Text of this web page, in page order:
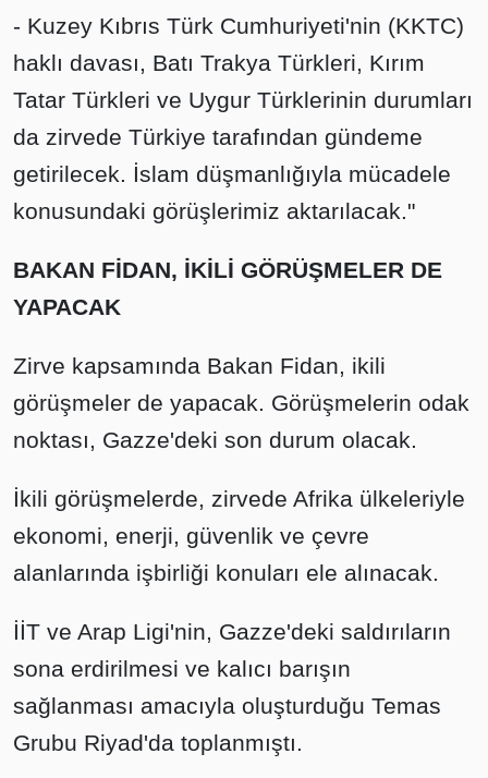
- Kuzey Kıbrıs Türk Cumhuriyeti'nin (KKTC)
haklı davası, Batı Trakya Türkleri, Kırım
Tatar Türkleri ve Uygur Türklerinin durumları
da zirvede Türkiye tarafından gündeme
getirilecek. İslam düşmanlığıyla mücadele
konusundaki görüşlerimiz aktarılacak."
BAKAN FİDAN, İKİLİ GÖRÜŞMELER DE
YAPACAK
Zirve kapsamında Bakan Fidan, ikili
görüşmeler de yapacak. Görüşmelerin odak
noktası, Gazze'deki son durum olacak.
İkili görüşmelerde, zirvede Afrika ülkeleriyle
ekonomi, enerji, güvenlik ve çevre
alanlarında işbirliği konuları ele alınacak.
İİT ve Arap Ligi'nin, Gazze'deki saldırıların
sona erdirilmesi ve kalıcı barışın
sağlanması amacıyla oluşturduğu Temas
Grubu Riyad'da toplanmıştı.